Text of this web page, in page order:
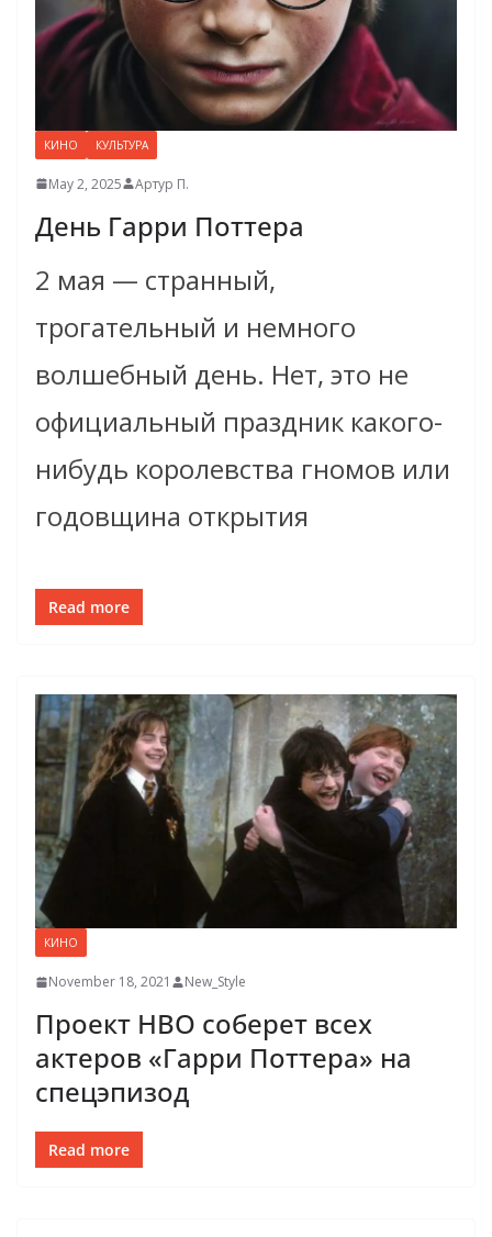
КИНО КУЛЬТУРА
May 2, 2025 Артур П.
День Гарри Поттера
2 мая — странный,
трогательный и немного
волшебный день. Нет, это не
официальный праздник какого-
нибудь королевства гномов или
годовщина открытия
Read more
КИНО
November 18, 2021 New_Style
Проект HBO соберет всех
актеров «Гарри Поттера» на
спецэпизод
Read more